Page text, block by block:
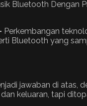
Perkembangan
Bluetooth yang
jawaban di atas,
keluaran, tapi